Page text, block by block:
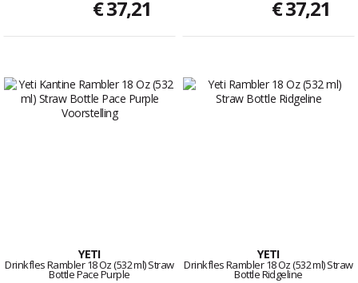
€ 37,21 € 37,21
YETI
Drinkfles Rambler 18 Oz (532 ml) Straw
Bottle Pace Purple
YETI
Drinkfles Rambler 18 Oz (532 ml) Straw
Bottle Ridgeline